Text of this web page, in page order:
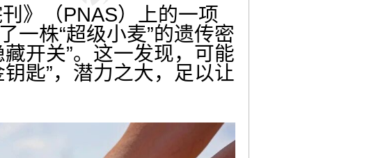
》（PNAS）上的一项
一株“超级小麦”的遗传密
开关”。这一发现，可能
匙”，潜力之大，足以让